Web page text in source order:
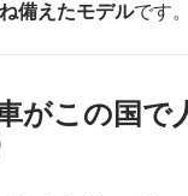
備えたモデルです。
がこの国で